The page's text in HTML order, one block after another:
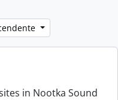
in Nootka Sound